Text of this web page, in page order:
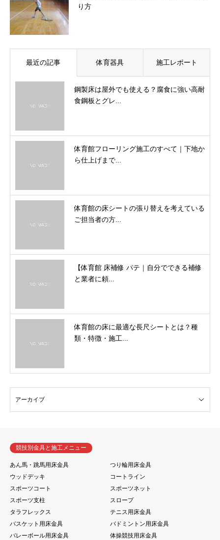
り方
最近の記事 体育器具 施工レポート
鋼製床は屋外でも使える？腐食に強い高耐
食鋼板とグレ...
体育館フローリング施工のすべて｜下地か
ら仕上げまで...
体育館の床シートの張り替えを考えている
ご担当者の方...
【体育館 床補修 パテ｜自分でできる補修
と業者に頼...
体育館の床に最適な長尺シートとは？種
類・特徴・施工...
競技別金具と施工メニュー
あん馬・跳馬用床金具
つり輪用床金具
ウッドデッキ
コートライン
スポーツコート
スポーツネット
スポーツ支柱
スロープ
タラフレックス
テニス用床金具
バスケット用床金具
バドミントン用床金具
バレーボール用床金具
体操競技用床金具